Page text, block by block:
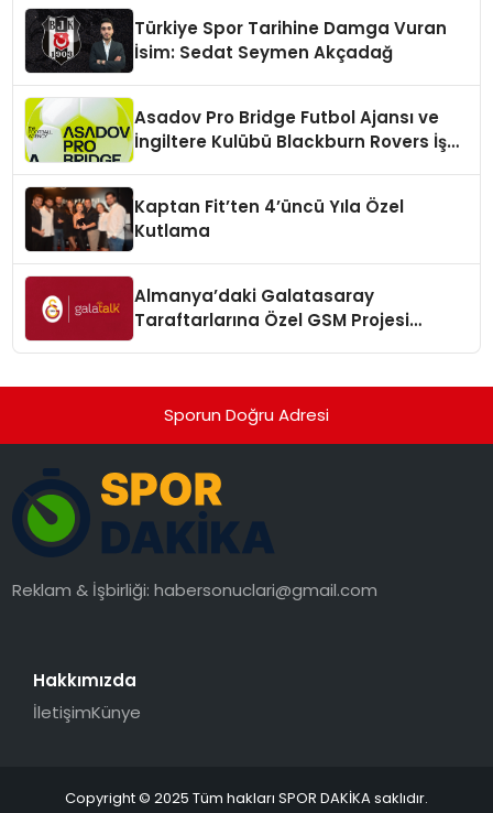
Türkiye Spor Tarihine Damga Vuran
İsim: Sedat Seymen Akçadağ
Asadov Pro Bridge Futbol Ajansı ve
İngiltere Kulübü Blackburn Rovers İş
Kaptan Fit’ten 4’üncü Yıla Özel
Kutlama
Almanya’daki Galatasaray
Taraftarlarına Özel GSM Projesi
Sporun Doğru Adresi
Reklam & İşbirliği:habersonuclari@gmail.com
Hakkımızda
İletişimKünye
Copyright © 2025 Tüm hakları SPOR DAKİKA saklıdır.